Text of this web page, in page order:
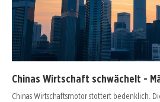
Chinas Wirtschaft schwächelt -
Chinas Wirtschaftsmotor stottert bedenklich.